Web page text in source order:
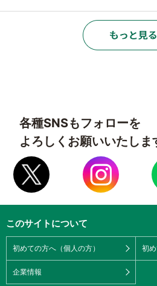
各種SNSもフォローを
よろしくお願いいたしま
このサイトについて
初めての方へ（個人の方） 初
企業情報